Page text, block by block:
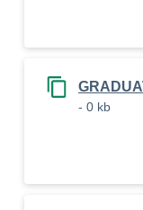
- 0 kb